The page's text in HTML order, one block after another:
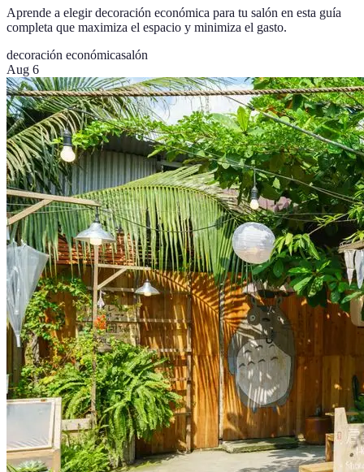
Aprende a elegir decoración económica para tu salón en esta guía
completa que maximiza el espacio y minimiza el gasto.
decoración económicasalón
Aug 6